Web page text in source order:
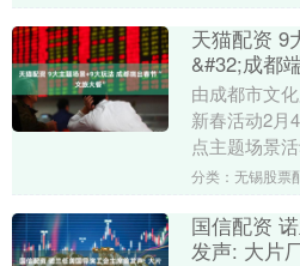
天猫配资 9
&#32;成都
由成都市文
新春活动2月
点主题场景
正式登场，
分类：无锡股票
国信配资
发声: 大片